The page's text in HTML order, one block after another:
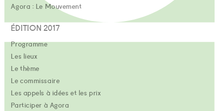
Agora : Le Mouvement
ÉDITION 2017
Programme
Les lieux
Le thème
Le commissaire
Les appels à idées et les prix
Participer à Agora